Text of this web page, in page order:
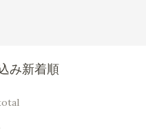
み新着順